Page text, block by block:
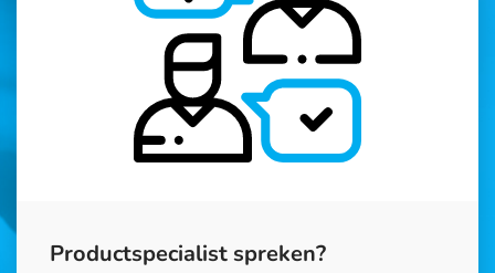
Productspecialist spreken?